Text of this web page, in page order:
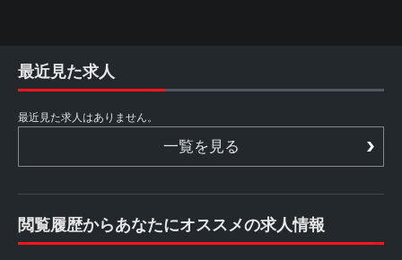
最近見た求人
最近見た求人はありません。
一覧を見る
閲覧履歴からあなたにオススメの求人情報